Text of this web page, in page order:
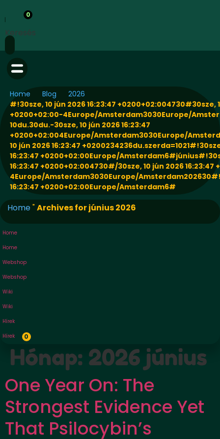
0
Keresés
Home Blog
2026
#!30sze, 10 jún 2026 16:23:47 +0200+02:004730#30sze,
+0200+02:00-4Europe/Amsterdam3030Europe/
10du.30du.-30sze, 10 jún 2026 16:23:47
+0200+02:004Europe/Amsterdam3030Europe/
10 jún 2026 16:23:47
16:23:47 +0200+02:00Europe/
16:23:47 +0200+02:004730#/30sze, 10 jún 2026 16:23:47
4Europe/Amsterdam3030Europe/
16:23:47 +0200+02:00Europe/Amsterdam6#
Home"Archives for június 2026
Home
Home
Webshop
Webshop
Wiki
Wiki
Hírek
Hírek
0
Hónap: 2026 június
One Year On: The
Strongest Evidence Yet
That Psilocybin’s